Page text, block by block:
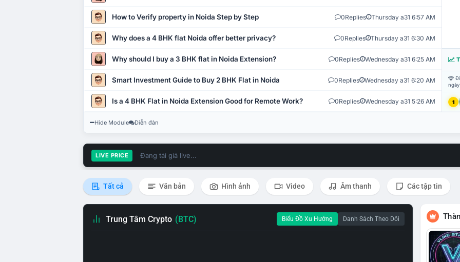
How to Verify property in Noida Step by Step 0Replies Thursday a31 6:57 AM
Why does a 4 BHK flat Noida offer better privacy? 0Replies Thursday a31 6:30 AM
Why should I buy a 3 BHK flat in Noida Extension? 0Replies Wednesday a31 6:25 AM
Smart Investment Guide to Buy 2 BHK Flat in Noida 0Replies Wednesday a31 6:20 AM
Is a 4 BHK Flat in Noida Extension Good for Remote Work? 0Replies Wednesday a31 5:26 AM 1
Hide Module Diễn đàn
LIVE PRICE Đang tải giá live...
Tất cả Văn bản Hình ảnh Video Âm thanh Các tập tin
Trung Tâm Crypto (BTC) Biểu Đồ Xu Hướng Danh Sách Theo Dõi